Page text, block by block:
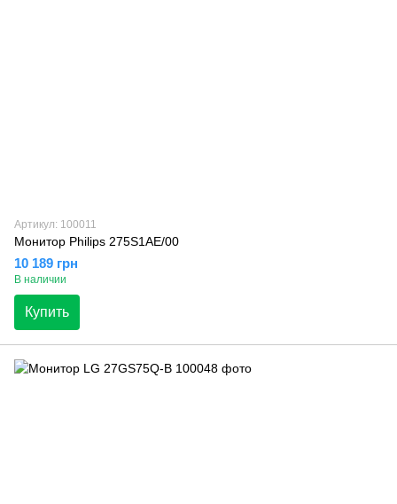
Артикул: 100011
Монитор Philips 275S1AE/00
10 189 грн
В наличии
Купить